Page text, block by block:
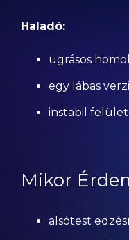
Haladó:
ugrásos
egy lábas
instabil
Mikor
alsótest